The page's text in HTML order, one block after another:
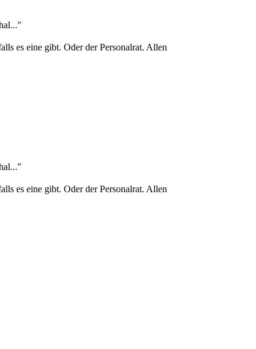
es eine gibt. Oder der Personalrat. Allen
es eine gibt. Oder der Personalrat. Allen